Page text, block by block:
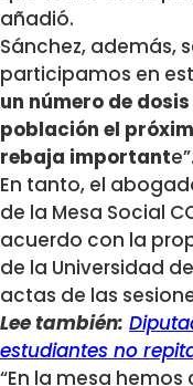
añadió.
Sánchez, además,
participamos en
un número de
población el
rebaja importante”.
En tanto, el
de la Mesa Social
acuerdo con la
de la Universidad
actas de las
Lee también:
estudiantes no
“En la mesa